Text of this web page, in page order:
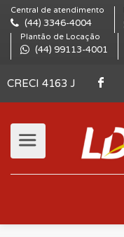
Central de atendimento
(44) 3346-4004
Plantão de Locação
(44) 99113-4001
CRECI 4163 J